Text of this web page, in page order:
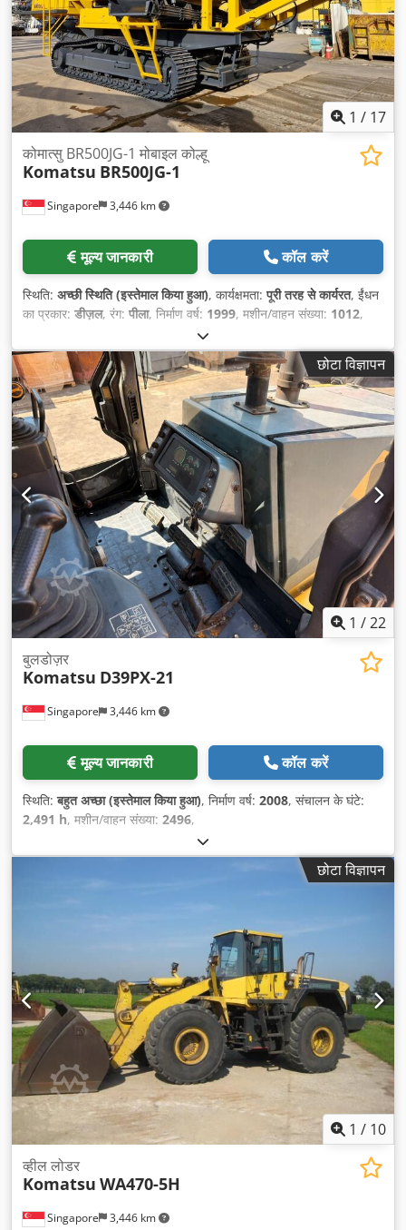
1 / 17
Singapore 3,446 km
कोमात्सु BR500JG-1 मोबाइल कोल्हू
Komatsu BR500JG-1
मूल्य जानकारी कॉल करें
स्थिति: अच्छी स्थिति (इस्तेमाल किया हुआ), कार्यक्षमता:पूरी तरह से कार्यरत, ईंधन
का प्रकार: डीज़ल, रंग: पीला, निर्माण वर्ष: 1999, मशीन/वाहन संख्या: 1012,
छोटा विज्ञापन
1 /22
Singapore 3,446 km
बुलडोज़र
Komatsu D39PX-21
मूल्य जानकारी कॉल करें
स्थिति:बहुत अच्छा (इस्तेमाल किया हुआ), निर्माण वर्ष: 2008, संचालन के घंटे:
2,491 h, मशीन/वाहन संख्या: 2496,
छोटा विज्ञापन
1 / 10
Singapore 3,446 km
व्हील लोडर
Komatsu WA470-5H